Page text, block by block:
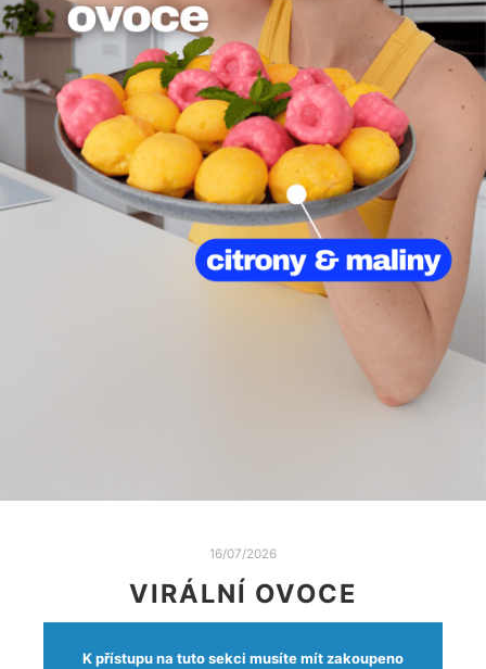
16/07/2026
VIRÁLNÍ OVOCE
K přístupu na tuto sekci musíte mít zakoupeno